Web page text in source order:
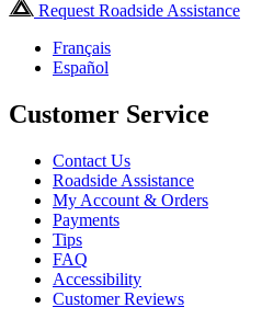
Request Roadside Assistance
Français
Español
Customer Service
Contact Us
Roadside Assistance
My Account & Orders
Payments
Tips
FAQ
Accessibility
Customer Reviews